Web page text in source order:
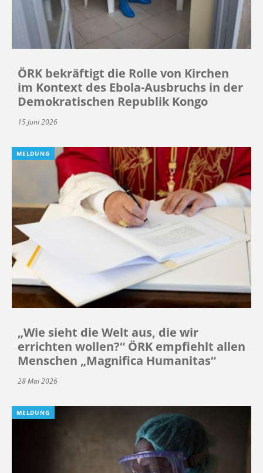
ÖRK bekräftigt die Rolle von Kirchen
im Kontext des Ebola-Ausbruchs in der
Demokratischen Republik Kongo
15 Juni 2026
MELDUNG
„Wie sieht die Welt aus, die wir
errichten wollen?“ ÖRK empfiehlt allen
Menschen „Magnifica Humanitas“
28 Mai 2026
MELDUNG